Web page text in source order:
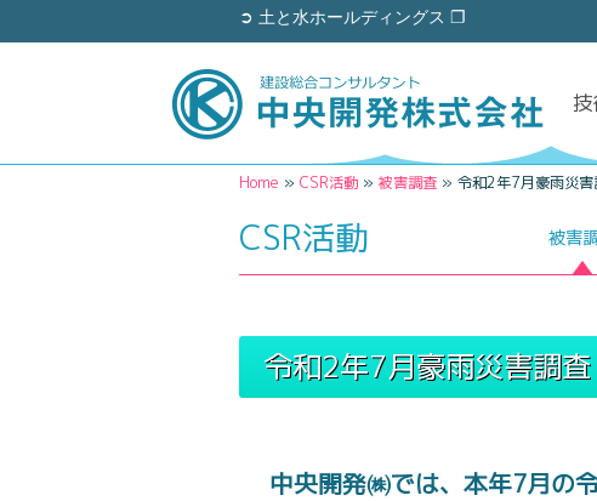
➲ 土と水ホールディングス ❐
Home » CSR活動 » 被害調査 » 令和2年7月豪雨災害
CSR活動 被害
令和2年7月豪雨災害調査
中央開発㈱では、本年7月の